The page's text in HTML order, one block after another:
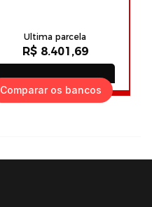
Comparar os bancos